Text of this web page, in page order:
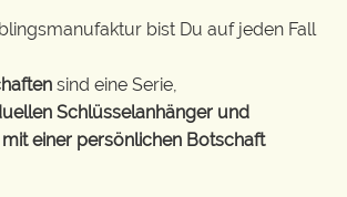
bist Du auf jeden Fall
sind eine Serie,
Schlüsselanhänger und
einer persönlichen Botschaft